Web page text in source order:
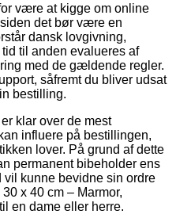
være at kigge om online
det bør være en
dansk lovgivning,
til anden evalueres af
med de gældende regler.
såfremt du bliver udsat
bestilling.
klar over de mest
influere på bestillingen,
lover. På grund af dette
permanent bibeholder ens
vil kunne bevidne sin ordre
x 40 cm – Marmor,
en dame eller herre.